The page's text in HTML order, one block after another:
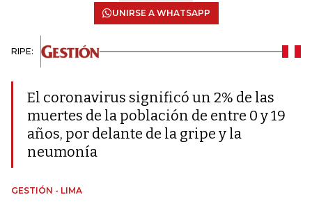
UNIRSE A WHATSAPP
RIPE:
El coronavirus significó un 2% de las
muertes de la población de entre 0 y 19
años, por delante de la gripe y la
neumonía
GESTIÓN - LIMA